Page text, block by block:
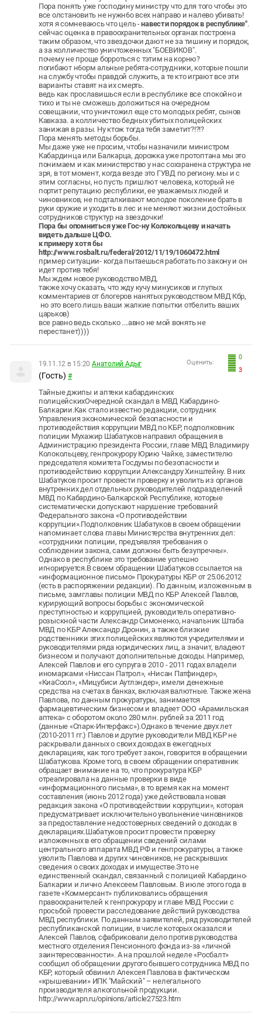
Пора понять уже господину министру что для того чтобы это
все олстановить не нужн6о всех направо и налево убивать!
хотя я сомневаюсь что цель -навести порядок в республике".
сейчас оценка в правоохранительных органах построена
таким образом, что звездочки дают не за тишину и порядок,
а за колличество уничтоженных "БОЕВИКОВ".
почему не проще борроться с тэтим на корню?
погибают н6орм альные ребята-сотрудники, которые пошли
на службу чтобы правдой служить, а те кто играют все эти
варианты ставят на их смерть.
ведь как прославишься если в республике все спокойно и
тихо и ты не сможешь доложиться на очередном
совещании, что уничтожил еще сто молодых ребят, сынов
Кавказа. а колличество бедных убитых полицейских
занижая в разы. Ну ктож тогда тебя заметит?!?!?
Пора менять методы борьбы.
Мы даже уже не просим, чтобы назначили министром
Кабардинца или Балкарца, дорожка уже протоптана мы это
понимаем и как министерство у нас сохзранена структура не
зря, в тот момент, когда везде это ГУВД по региону. мы и с
этим согласны, но пусть пришлют человека, который не
портит репутацию республики, ее уважаемых людей и
чиновников, не подталкивают молодое поколение брать в
руки оружие и уходить в лес и не меняют жизни достойных
сотрудников структур на звездочки!
Пора бы опомниться уже Гос-ну Колокольцеву и начать
видеть дальше ЦФО.
к примеру хотя бы
http://www.rosbalt.ru/federal/2012/11/19/1060472.html
пример ситуации- когда пытаешься работать по закону и он
идет против тебя!
Мы ждем новое руководство МВД.
также хочу сказать, что жду кучу минусиков и глупых
комментариев от блогеров нанятых руководством МВД Кбр,
но это всего лишь ваши жалкие попытки отбелить ваших
царьков)
все равно ведь сколько ....авно не мой вонять не
перестанет))))
0
3
Оценить:
19.11.12 в 15:20 Анатолий Адыг
(Гость) #
Тайные джипы и аптеки кабардинских
полицейскихОчередной скандал в МВД Кабардино-
Балкарии.Как стало известно редакции, сотрудник
Управления экономической безопасности и
противодействия коррупции МВД по КБР, подполковник
полиции Мухажир Шабатуков направил обращения в
Администрацию президента России, главе МВД Владимиру
Колокольцеву, генпрокурору Юрию Чайке, заместителю
председателя комитета Госдумы по безопасности и
противодействию коррупции Александру Хинштейну. В них
Шабатуков просит провести проверку и уволить из органов
внутренних дел отдельных руководителей подразделений
МВД по Кабардино-Балкарской Республике, которые
систематически допускают нарушение требований
Федерального закона «О противодействии
коррупции».Подполковник Шабатуков в своем обращении
напоминает слова главы Министерства внутренних дел:
«сотрудники полиции, предъявляя требования о
соблюдении закона, сами должны быть безупречны».
Однако в республике это требование успешно
игнорируется.В своем обращении Шабатуков ссылается на
«информационное письмо» Прокуратуры КБР от 25.06.2012
(есть в распоряжении редакции). По данным, изложенным в
письме, замглавы полиции МВД по КБР Алексей Павлов,
курирующий вопросы борьбы с экономической
преступностью и коррупцией, руководитель оперативно-
розыскной части Александр Симоненко, начальник Штаба
МВД по КБР Александр Дронин, а также близкие
родственники этих полицейских являются учредителями и
руководителями ряда юридических лиц, а значит, владеют
бизнесом и получают дополнительные доходы. Например,
Алексей Павлов и его супруга в 2010 - 2011 годах владели
иномарками «Ниссан Патрол», «Нисан Патфиндер»,
«КиаСоол», «Мицубиси Аутлэндер», имели денежные
средства на счетах в банках, включая валютные. Также жена
Павлова, по данным прокуратуры, занимается
фармацевтическим бизнесом и владеет ООО «Арамильская
аптека» с оборотом около 280 млн. рублей за 2011 год
(данные «Спарк-Интерфакс»).Однако в течение двух лет
(2010-2011 гг.) Павлов и другие руководители МВД КБР не
раскрывали данных о своих доходах в ежегодных
декларациях, как того требует закон, говорится в обращении
Шабатукова. Кроме того, в своем обращении оперативник
обращает внимание на то, что прокуратура КБР
отреагировала на данные проверки в виде
«информационного письма», в то время как на момент
составления (июнь 2012 года) уже действовала новая
редакция закона «О противодействии коррупции», которая
предусматривает исключительно увольнение чиновников
за предоставление недостоверных сведений о доходах в
декларациях.Шабатуков просит провести проверку
изложенных в его обращении сведений силами
центрального аппарата МВД РФ и генпрокуратуры, а также
уволить Павлова и других чиновников, не раскрывших
сведения о своих доходах и имуществе.Это не
единственный скандал, связанный с полицией Кабардино-
Балкарии и лично Алексеем Павловым. В июле этого года в
газете «Коммерсант» публиковались обращения
правоохранителей к генпрокурору и главе МВД России с
просьбой провести расследование действий руководства
МВД республики. По данным заявителей, ряд руководителей
республиканской полиции, в числе которых оказался и
Алексей Павлов, сфабриковали дело против руководства
местного отделения Пенсионного фонда из-за «личной
заинтересованности». А на прошлой неделе «Росбалт»
сообщил об обращении другого бывшего сотрудника МВД по
КБР, который обвинил Алексея Павлова в фактическом
«крышевании» ИПК "Майский" – нелегального
производителя алкогольной продукции.
http://www.apn.ru/opinions/article27523.htm